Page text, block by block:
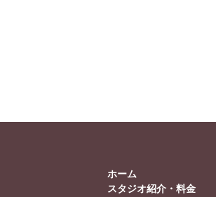
ホーム
スタジオ紹介・料金